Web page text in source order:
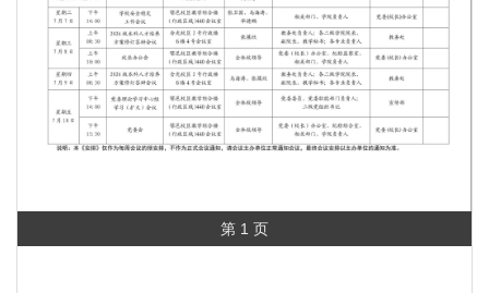
第 1 页